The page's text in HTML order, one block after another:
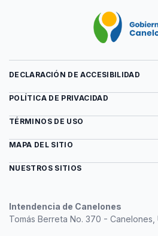
Intendencia de Canelones
Tomás Berreta No. 370 - Canelones,
DECLARACIÓN DE ACCESIBILIDAD
POLÍTICA DE PRIVACIDAD
TÉRMINOS DE USO
MAPA DEL SITIO
NUESTROS SITIOS